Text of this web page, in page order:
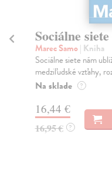
Sociálne
Marec Samo| Kniha
Sociálne siete nám
medziľudské vzťahy,
Na sklade ?
16,44 €
16,95 € ?